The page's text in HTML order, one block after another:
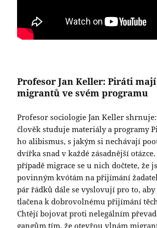
Profesor Jan Keller: Piráti
migrantů ve svém programu
Profesor sociologie Jan Keller
člověk studuje materiály a programy
ho alibismus, s jakým si nechávají
dvířka snad v každé zásadnější
případě migrace se u nich dočtete, že
povinným kvótám na přijímání
pár řádků dále se vyslovují pro to,
tlačena k dobrovolnému přijímání
Chtějí bojovat proti nelegálním
gangům tím, že otevřou vlnám